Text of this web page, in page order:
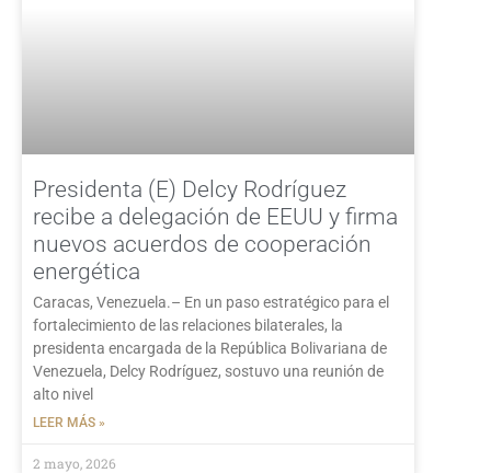
Presidenta (E) Delcy Rodríguez
recibe a delegación de EEUU y firma
nuevos acuerdos de cooperación
energética
Caracas, Venezuela.– En un paso estratégico para el
fortalecimiento de las relaciones bilaterales, la
presidenta encargada de la República Bolivariana de
Venezuela, Delcy Rodríguez, sostuvo una reunión de
alto nivel
LEER MÁS »
2 mayo, 2026